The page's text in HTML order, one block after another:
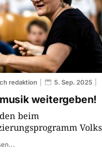
weitergeben!
redaktion 5. Sep. 2025
beim